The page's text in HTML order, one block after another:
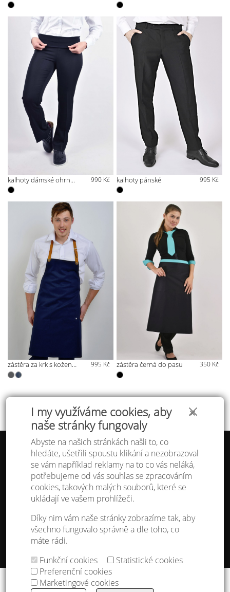
✕
I my využíváme cookies, aby
naše stránky fungovaly
Abyste na našich stránkách našli to, co
hledáte, ušetřili spoustu klikání a nezobrazoval
se vám například reklamy na to co vás neláká,
potřebujeme od vás souhlas se zpracováním
cookies, takových malých souborů, které se
ukládají ve vašem prohlížeči.
Díky nim vám naše stránky zobrazíme tak, aby
všechno fungovalo správně a dle toho, co
máte rádi.
Funkční cookies
Statistické cookies
Preferenční cookies
Marketingové cookies
kalhoty dámské ohrnovací 990 Kč kalhoty pánské 995 Kč
zástěra za krk s koženými pásky 995 Kč zástěra černá do pasu 350 Kč
Tabulka velikostí
Doprava a platba
Ochrana osobních údajů
Obchodní podmínky
Kontakt
Atelier IVN
Na Výhledě 324/1
360 17 Karlovy Vary
Nastavení cookies
Copyright © 2013 - 2026